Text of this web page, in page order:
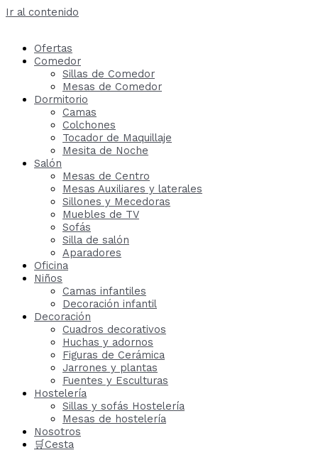
Ir al contenido
Ofertas
Comedor
Sillas de Comedor
Mesas de Comedor
Dormitorio
Camas
Colchones
Tocador de Maquillaje
Mesita de Noche
Salón
Mesas de Centro
Mesas Auxiliares y laterales
Sillones y Mecedoras
Muebles de TV
Sofás
Silla de salón
Aparadores
Oficina
Niños
Camas infantiles
Decoración infantil
Decoración
Cuadros decorativos
Huchas y adornos
Figuras de Cerámica
Jarrones y plantas
Fuentes y Esculturas
Hostelería
Sillas y sofás Hostelería
Mesas de hostelería
Nosotros
🛒Cesta